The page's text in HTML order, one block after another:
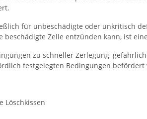
für unbeschädigte oder unkritisch
beschädigte Zelle entzünden kann, ist
zu schneller Zerlegung,
festgelegten Bedingungen befördert
Löschkissen